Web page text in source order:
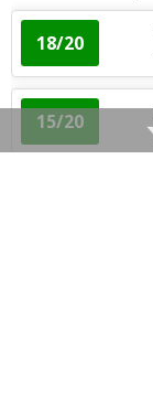
18/20
15/20